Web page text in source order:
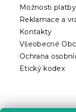
Možnosti platby
Reklamace a
Kontakty
Všeobecné
Ochrana
Etický kodex